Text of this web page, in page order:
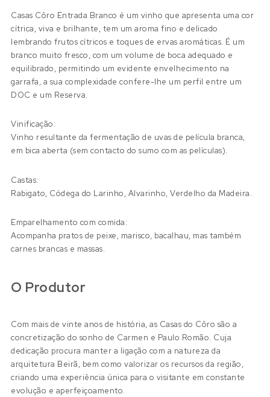
Casas Côro Entrada Branco é um vinho que apresenta uma cor
cítrica, viva e brilhante, tem um aroma fino e delicado
lembrando frutos cítricos e toques de ervas aromáticas. É um
branco muito fresco, com um volume de boca adequado e
equilibrado, permitindo um evidente envelhecimento na
garrafa, a sua complexidade confere-lhe um perfil entre um
DOC e um Reserva.
Vinificação:
Vinho resultante da fermentação de uvas de película branca,
em bica aberta (sem contacto do sumo com as películas).
Castas:
Rabigato, Códega do Larinho, Alvarinho, Verdelho da Madeira.
Emparelhamento com comida:
Acompanha pratos de peixe, marisco, bacalhau, mas também
carnes brancas e massas.
O Produtor
Com mais de vinte anos de história, as Casas do Côro são a
concretização do sonho de Carmen e Paulo Romão. Cuja
dedicação procura manter a ligação com a natureza da
arquitetura Beirã, bem como valorizar os recursos da região,
criando uma experiência única para o visitante em constante
evolução e aperfeiçoamento.